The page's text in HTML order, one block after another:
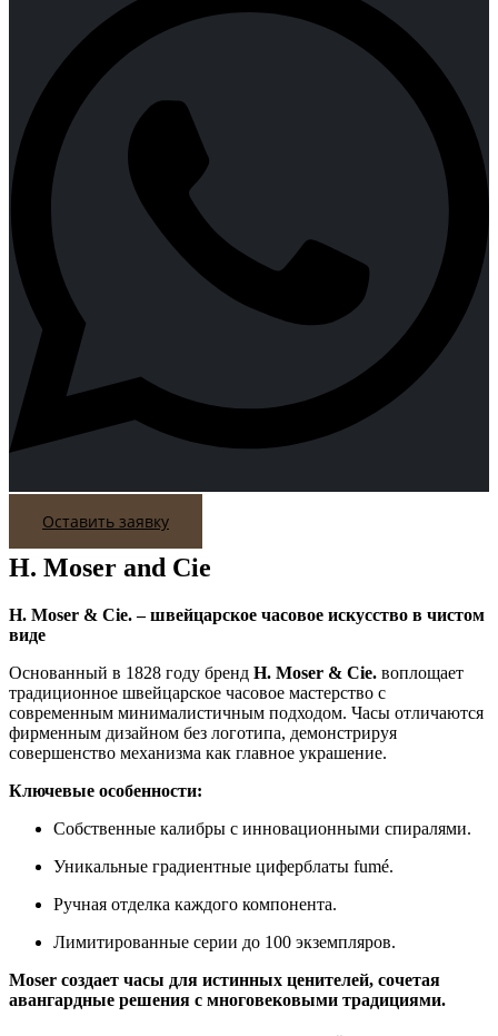
Оставить заявку
H. Moser and Cie
H. Moser & Cie. – швейцарское часовое искусство в чистом
виде
Основанный в 1828 году бренд H. Moser & Cie. воплощает
традиционное швейцарское часовое мастерство с
современным минималистичным подходом. Часы отличаются
фирменным дизайном без логотипа, демонстрируя
совершенство механизма как главное украшение.
Ключевые особенности:
Собственные калибры с инновационными спиралями.
Уникальные градиентные циферблаты fumé.
Ручная отделка каждого компонента.
Лимитированные серии до 100 экземпляров.
Moser создает часы для истинных ценителей, сочетая
авангардные решения с многовековыми традициями.